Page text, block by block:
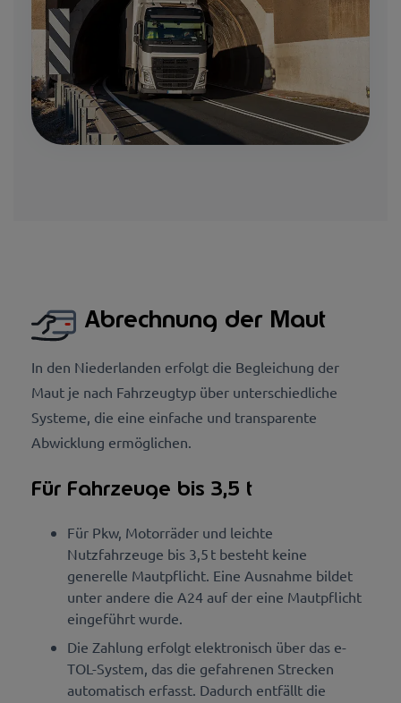
Abrechnung der Maut
In den Niederlanden erfolgt die Begleichung der
Maut je nach Fahrzeugtyp über unterschiedliche
Systeme, die eine einfache und transparente
Abwicklung ermöglichen.
Für Fahrzeuge bis 3,5 t
Für Pkw, Motorräder und leichte
Nutzfahrzeuge bis 3,5 t besteht keine
generelle Mautpflicht. Eine Ausnahme bildet
unter andere die A24 auf der eine Mautpflicht
eingeführt wurde.
Die Zahlung erfolgt elektronisch über das e-
TOL-System, das die gefahrenen Strecken
automatisch erfasst. Dadurch entfällt die